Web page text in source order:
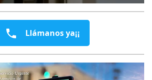
Llámanos ya¡¡